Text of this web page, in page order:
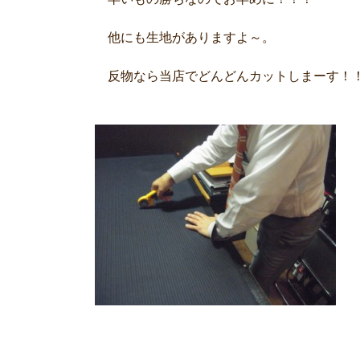
他にも生地がありますよ～。
反物なら当店でどんどんカットしまーす！